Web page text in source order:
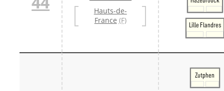
Hauts-de-
France (F)
Lille Flandres
Zutphen